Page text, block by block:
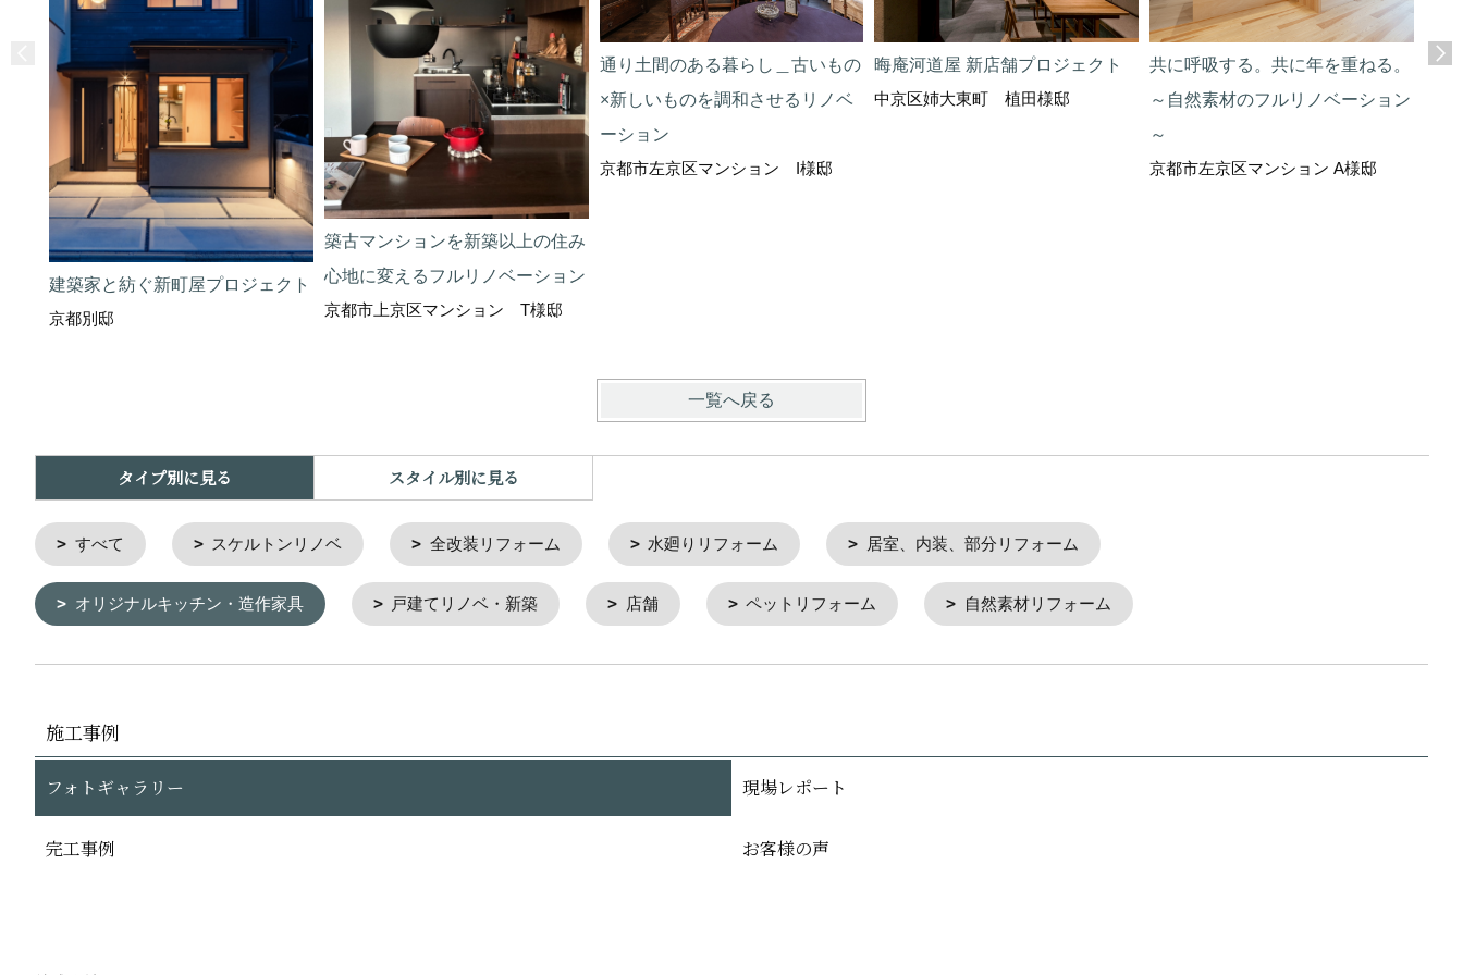
建築家と紡ぐ新町屋プロジェクト
京都別邸
築古マンションを新築以上の住み
心地に変えるフルリノベーション
京都市上京区マンション T様邸
通り土間のある暮らし＿古いもの
×新しいものを調和させるリノベ
ーション
京都市左京区マンション I様邸
晦庵河道屋 新店舗プロジェクト
中京区姉大東町 植田様邸
共に呼吸する。共に年を重ねる。
～自然素材のフルリノベーション
～
京都市左京区マンション A様邸
一覧へ戻る
タイプ別に見る スタイル別に見る
すべて スケルトンリノベ 全改装リフォーム 水廻りリフォーム 居室、内装、部分リフォーム
オリジナルキッチン・造作家具 戸建てリノベ・新築 店舗 ペットリフォーム 自然素材リフォーム
施工事例
フォトギャラリー 現場レポート
完工事例 お客様の声